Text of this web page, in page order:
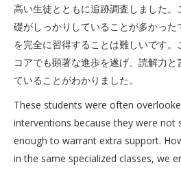
高い生徒とともに追跡調査しました
礎がしっかりしていることが多かっ
を完全に習得することは難しいです
コアでも顕著な進歩を遂げ、読解力
ていることがわかりました。
These students were often
interventions because they were not
enough to warrant extra support.
in the same specialized classes, we